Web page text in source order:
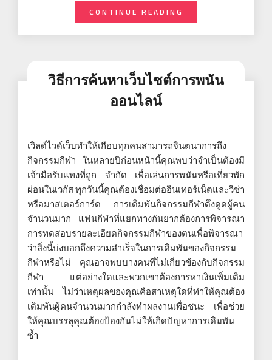
CONTINUE READING
วิธีการค้นหาเว็บไซต์การพนัน
ออนไลน์
เวิลด์ไวด์เว็บทำให้เกือบทุกคนสามารถจินตนาการถึง
กิจกรรมกีฬา ในหลายปีก่อนหน้านี้คุณพบว่าจำเป็นต้องมี
เจ้ามือรับแทงที่ถูก จำกัด เพื่อเล่นการพนันหรือเที่ยวพัก
ผ่อนในเวกัส ทุกวันนี้คุณต้องเชื่อมต่ออินเทอร์เน็ตและวีซ่า
หรือมาสเตอร์การ์ด การเดิมพันกิจกรรมกีฬาดึงดูดผู้คน
จำนวนมาก แฟนกีฬาที่แยกทางกันยากต้องการพิจารณา
การทดสอบรายละเอียดกิจกรรมกีฬาของตนเพื่อพิจารณา
ว่าสิ่งนี้บ่งบอกถึงความสำเร็จในการเดิมพันของกิจกรรม
กีฬาหรือไม่ คุณอาจพบบางคนที่ไม่เกี่ยวข้องกับกิจกรรม
กีฬา แต่อย่างใดและพวกเขาต้องการหาเงินเพิ่มเติม
เท่านั้น ไม่ว่าเหตุผลของคุณคือสาเหตุใดที่ทำให้คุณต้อง
เดิมพันผู้คนจำนวนมากกำลังทำผลงานเพื่อชนะ เพื่อช่วย
ให้คุณบรรลุคุณต้องป้องกันไม่ให้เกิดปัญหาการเดิมพัน
ซ้ำ